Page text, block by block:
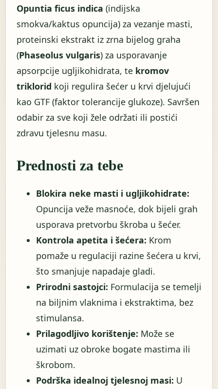
Opuntia ficus indica (indijska
smokva/kaktus opuncija) za vezanje masti,
proteinski ekstrakt iz zrna bijelog graha
(Phaseolus vulgaris) za usporavanje
apsorpcije ugljikohidrata, te kromov
triklorid koji regulira šećer u krvi djelujući
kao GTF (faktor tolerancije glukoze). Savršen
odabir za sve koji žele održati ili postići
zdravu tjelesnu masu.
Prednosti za tebe
Blokira neke masti i ugljikohidrate:
Opuncija veže masnoće, dok bijeli grah
usporava pretvorbu škroba u šećer.
Kontrola apetita i šećera: Krom
pomaže u regulaciji razine šećera u krvi,
što smanjuje napadaje gladi.
Prirodni sastojci: Formulacija se temelji
na biljnim vlaknima i ekstraktima, bez
stimulansa.
Prilagodljivo korištenje: Može se
uzimati uz obroke bogate mastima ili
škrobom.
Podrška idealnoj tjelesnoj masi: U